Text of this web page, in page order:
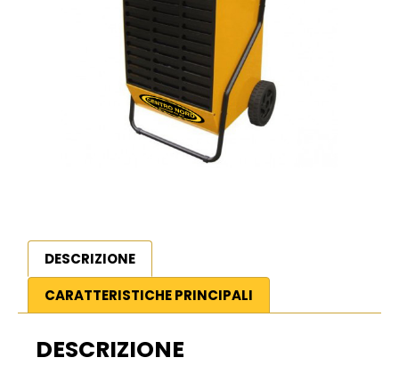
DESCRIZIONE
CARATTERISTICHE PRINCIPALI
DESCRIZIONE